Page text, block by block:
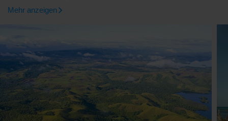
Mehr anzeigen